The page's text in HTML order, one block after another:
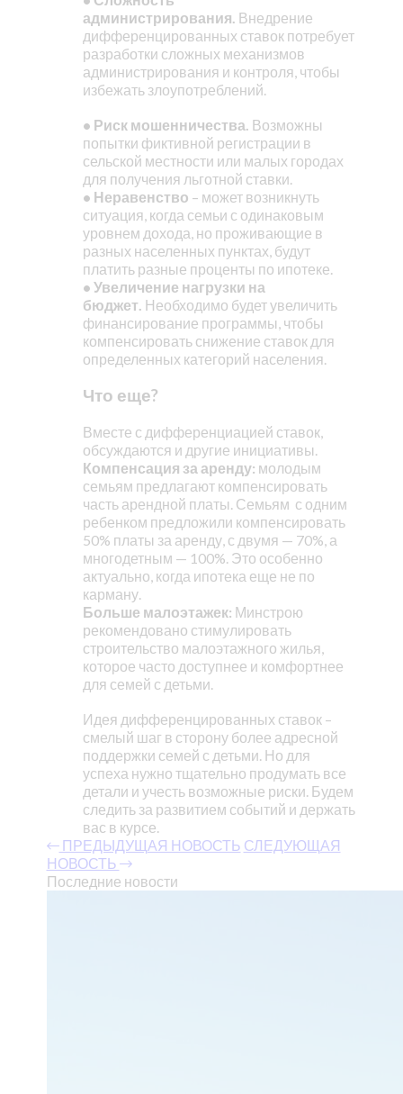
администрирования. Внедрение
дифференцированных ставок потребует
разработки сложных механизмов
администрирования и контроля, чтобы
избежать злоупотреблений.
• Риск мошенничества. Возможны
попытки фиктивной регистрации в
сельской местности или малых городах
для получения льготной ставки.
• Неравенство – может возникнуть
ситуация, когда семьи с одинаковым
уровнем дохода, но проживающие в
разных населенных пунктах, будут
платить разные проценты по ипотеке.
• Увеличение нагрузки на
бюджет. Необходимо будет увеличить
финансирование программы, чтобы
компенсировать снижение ставок для
определенных категорий населения.
Что еще?
Вместе с дифференциацией ставок,
обсуждаются и другие инициативы.
Компенсация за аренду: молодым
семьям предлагают компенсировать
часть арендной платы. Семьям с одним
ребенком предложили компенсировать
50% платы за аренду, с двумя — 70%, а
многодетным — 100%. Это особенно
актуально, когда ипотека еще не по
карману.
Больше малоэтажек: Минстрою
рекомендовано стимулировать
строительство малоэтажного жилья,
которое часто доступнее и комфортнее
для семей с детьми.
Идея дифференцированных ставок –
смелый шаг в сторону более адресной
поддержки семей с детьми. Но для
успеха нужно тщательно продумать все
детали и учесть возможные риски. Будем
следить за развитием событий и держать
вас в курсе.
ПРЕДЫДУЩАЯ НОВОСТЬ СЛЕДУЮЩАЯ
НОВОСТЬ
Последние новости